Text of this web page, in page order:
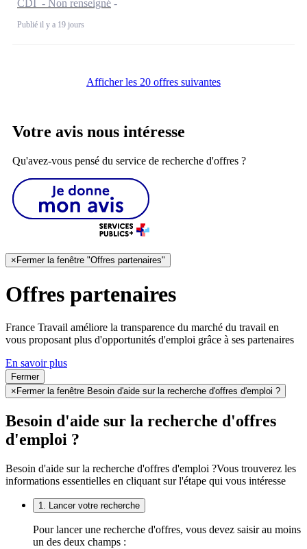
CDI - Non renseigné
Publié il y a 19 jours
Afficher les 20 offres suivantes
Votre avis nous intéresse
Qu'avez-vous pensé du service de recherche d'offres ?
×Fermer la fenêtre "Offres partenaires"
Offres partenaires
France Travail améliore la transparence du marché du travail en
vous proposant plus d'opportunités d'emploi grâce à ses partenaires
En savoir plus
Fermer
× Fermer la fenêtre Besoin d'aide sur la recherche d'offres d'emploi ?
Besoin d'aide sur la recherche d'offres
d'emploi ?
Besoin d'aide sur la recherche d'offres d'emploi ?Vous trouverez les
informations essentielles en cliquant sur l'étape qui vous intéresse
1. Lancer votre recherche
Pour lancer une recherche d'offres, vous devez saisir au moins
un des deux champs :